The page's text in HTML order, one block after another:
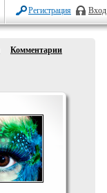
Регистрация Вход
Комментарии